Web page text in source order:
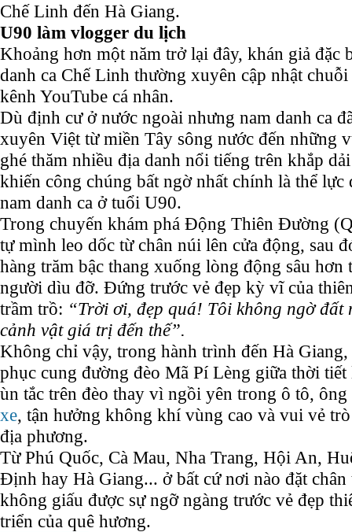
Chế Linh đến Hà Giang.
U90 làm vlogger du lịch
Khoảng hơn một năm trở lại đây, khán giả đặc
danh ca Chế Linh thường xuyên cập nhật
kênh YouTube cá nhân.
Dù định cư ở nước ngoài nhưng nam danh ca
xuyên Việt từ miền Tây sông nước đến những
ghé thăm nhiều địa danh nổi tiếng trên khắp
khiến công chúng bất ngờ nhất chính là thể lực
nam danh ca ở tuổi U90.
Trong chuyến khám phá Động Thiên Đường
tự mình leo dốc từ chân núi lên cửa động, sau
hàng trăm bậc thang xuống lòng động sâu hơn
người dìu đỡ. Đứng trước vẻ đẹp kỳ vĩ của
trầm trồ: “Trời ơi, đẹp quá! Tôi không ngờ
cảnh vật giá trị đến thế”.
Không chỉ vậy, trong hành trình đến Hà
phục cung đường đèo Mã Pí Lèng giữa thời
ùn tắc trên đèo thay vì ngồi yên trong ô tô,
xe, tận hưởng không khí vùng cao và vui vẻ
địa phương.
Từ Phú Quốc, Cà Mau, Nha Trang, Hội An,
Định hay Hà Giang... ở bất cứ nơi nào đặt chân
không giấu được sự ngỡ ngàng trước vẻ đẹp
triển của quê hương.